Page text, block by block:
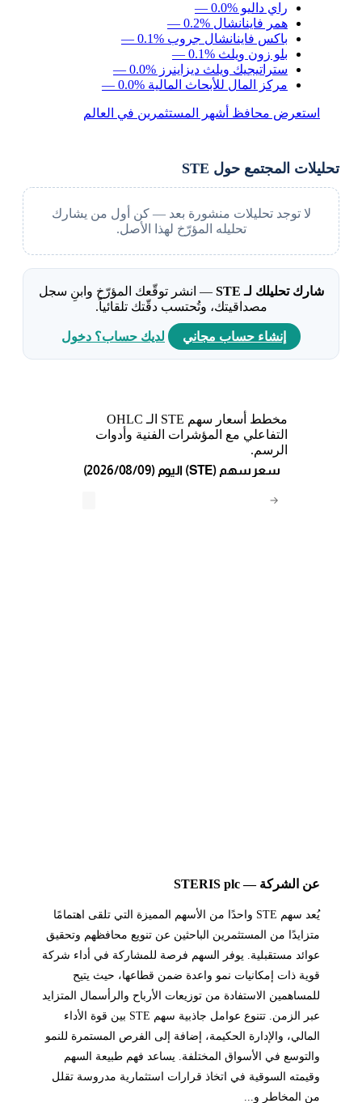
راي داليو — 0.0%
همر فاينانشال — 0.2%
باكس فاينانشال جروب — 0.1%
بلو زون ويلث — 0.1%
ستراتيجيك ويلث ديزاينرز — 0.0%
مركز المال للأبحاث المالية — 0.0%
استعرض محافظ أشهر المستثمرين في العالم
تحليلات المجتمع حول STE
لا توجد تحليلات منشورة بعد — كن أول من يشارك
تحليله المؤرّخ لهذا الأصل.
شارك تحليلك لـ STE
— انشر توقّعك المؤرّخ وابنِ سجل
مصداقيتك، وتُحتسب دقّتك تلقائياً.
إنشاء حساب مجاني لديك حساب؟ دخول
مخطط أسعار سهم STE الـ OHLC
التفاعلي مع المؤشرات الفنية وأدوات
الرسم.
→
(2026/08/09) اليوم (STE) سعر سهم
عن الشركة — STERIS plc
يُعد سهم STE واحدًا من الأسهم المميزة التي تلقى اهتمامًا
متزايدًا من المستثمرين الباحثين عن تنويع محافظهم وتحقيق
عوائد مستقبلية. يوفر السهم فرصة للمشاركة في أداء شركة
قوية ذات إمكانيات نمو واعدة ضمن قطاعها، حيث يتيح
للمساهمين الاستفادة من توزيعات الأرباح والرأسمال المتزايد
عبر الزمن. تتنوع عوامل جاذبية سهم STE بين قوة الأداء
المالي، والإدارة الحكيمة، إضافة إلى الفرص المستمرة للنمو
والتوسع في الأسواق المختلفة. يساعد فهم طبيعة السهم
وقيمته السوقية في اتخاذ قرارات استثمارية مدروسة تقلل
من المخاطر و...